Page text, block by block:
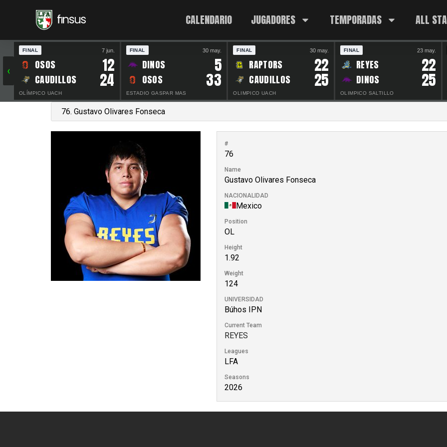
CALENDARIO JUGADORES TEMPORADAS ALL
‹
FINAL 7 jun.
OSOS 12
CAUDILLOS 24
OLÍMPICO UACH
FINAL 30 may.
DINOS 5
OSOS 33
ESTADIO GASPAR MAS
FINAL 30 may.
RAPTORS 22
CAUDILLOS 25
OLIMPICO UACH
FINAL 23 may.
REYES 22
DINOS 25
OLIMPICO SALTILLO
#
76
Name
Gustavo Olivares Fonseca
NACIONALIDAD
Mexico
Position
OL
Height
1.92
Weight
124
UNIVERSIDAD
Búhos IPN
Current Team
REYES
Leagues
LFA
Seasons
2026